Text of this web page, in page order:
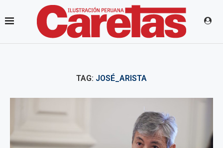
TAG: JOSÉ_ARISTA